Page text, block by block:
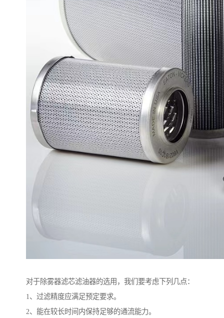
对于除雾器滤芯滤油器的选用，我们要考虑下列几点：
1、过滤精度应满足预定要求。
2、能在较长时间内保持足够的通流能力。